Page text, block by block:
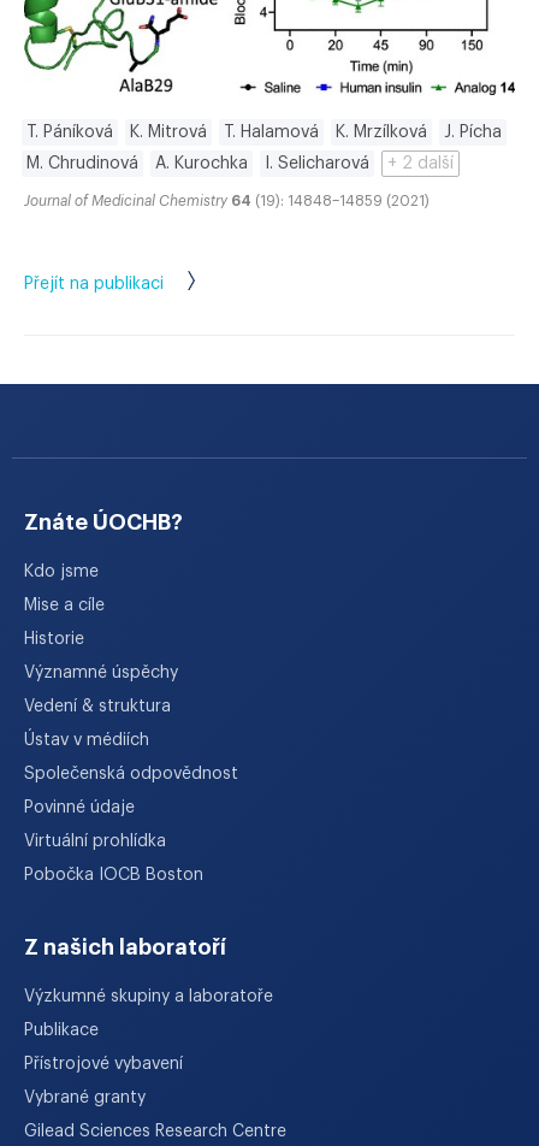
T. Páníková K. Mitrová T. Halamová K. Mrzílková
J. Pícha
M. Chrudinová
A. Kurochka I. Selicharová + 2 další
Journal of Medicinal Chemistry 64 (19): 14848–14859 (2021)
Přejít na publikaci
Znáte ÚOCHB?
Kdo jsme
Mise a cíle
Historie
Významné úspěchy
Vedení & struktura
Ústav v médiích
Společenská odpovědnost
Povinné údaje
Virtuální prohlídka
Pobočka IOCB Boston
Z našich laboratoří
Výzkumné skupiny a laboratoře
Publikace
Přístrojové vybavení
Vybrané granty
Gilead Sciences Research Centre